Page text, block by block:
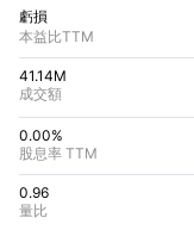
虧損
本益比TTM
41.14M
成交額
0.00%
股息率 TTM
0.96
量比